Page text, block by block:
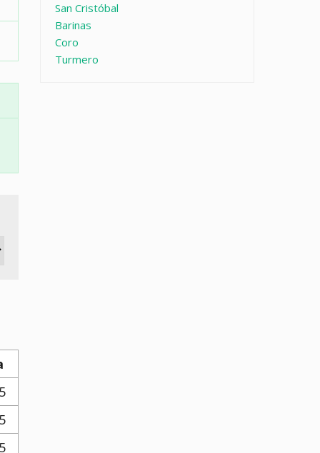
San Cristóbal
Barinas
Coro
Turmero